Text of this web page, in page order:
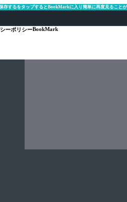
存するをタップするとBookMarkに入り簡単に再度見ることが
ーポリシーBookMark